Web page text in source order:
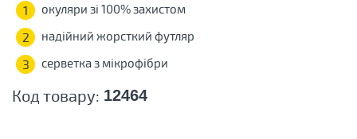
Код товару: 12464
1 окуляри зі 100% захистом
2 надійний жорсткий футляр
3 серветка з мікрофібри